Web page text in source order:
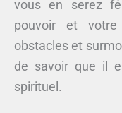
vous en serez
pouvoir et
obstacles et
de savoir que il
spirituel.